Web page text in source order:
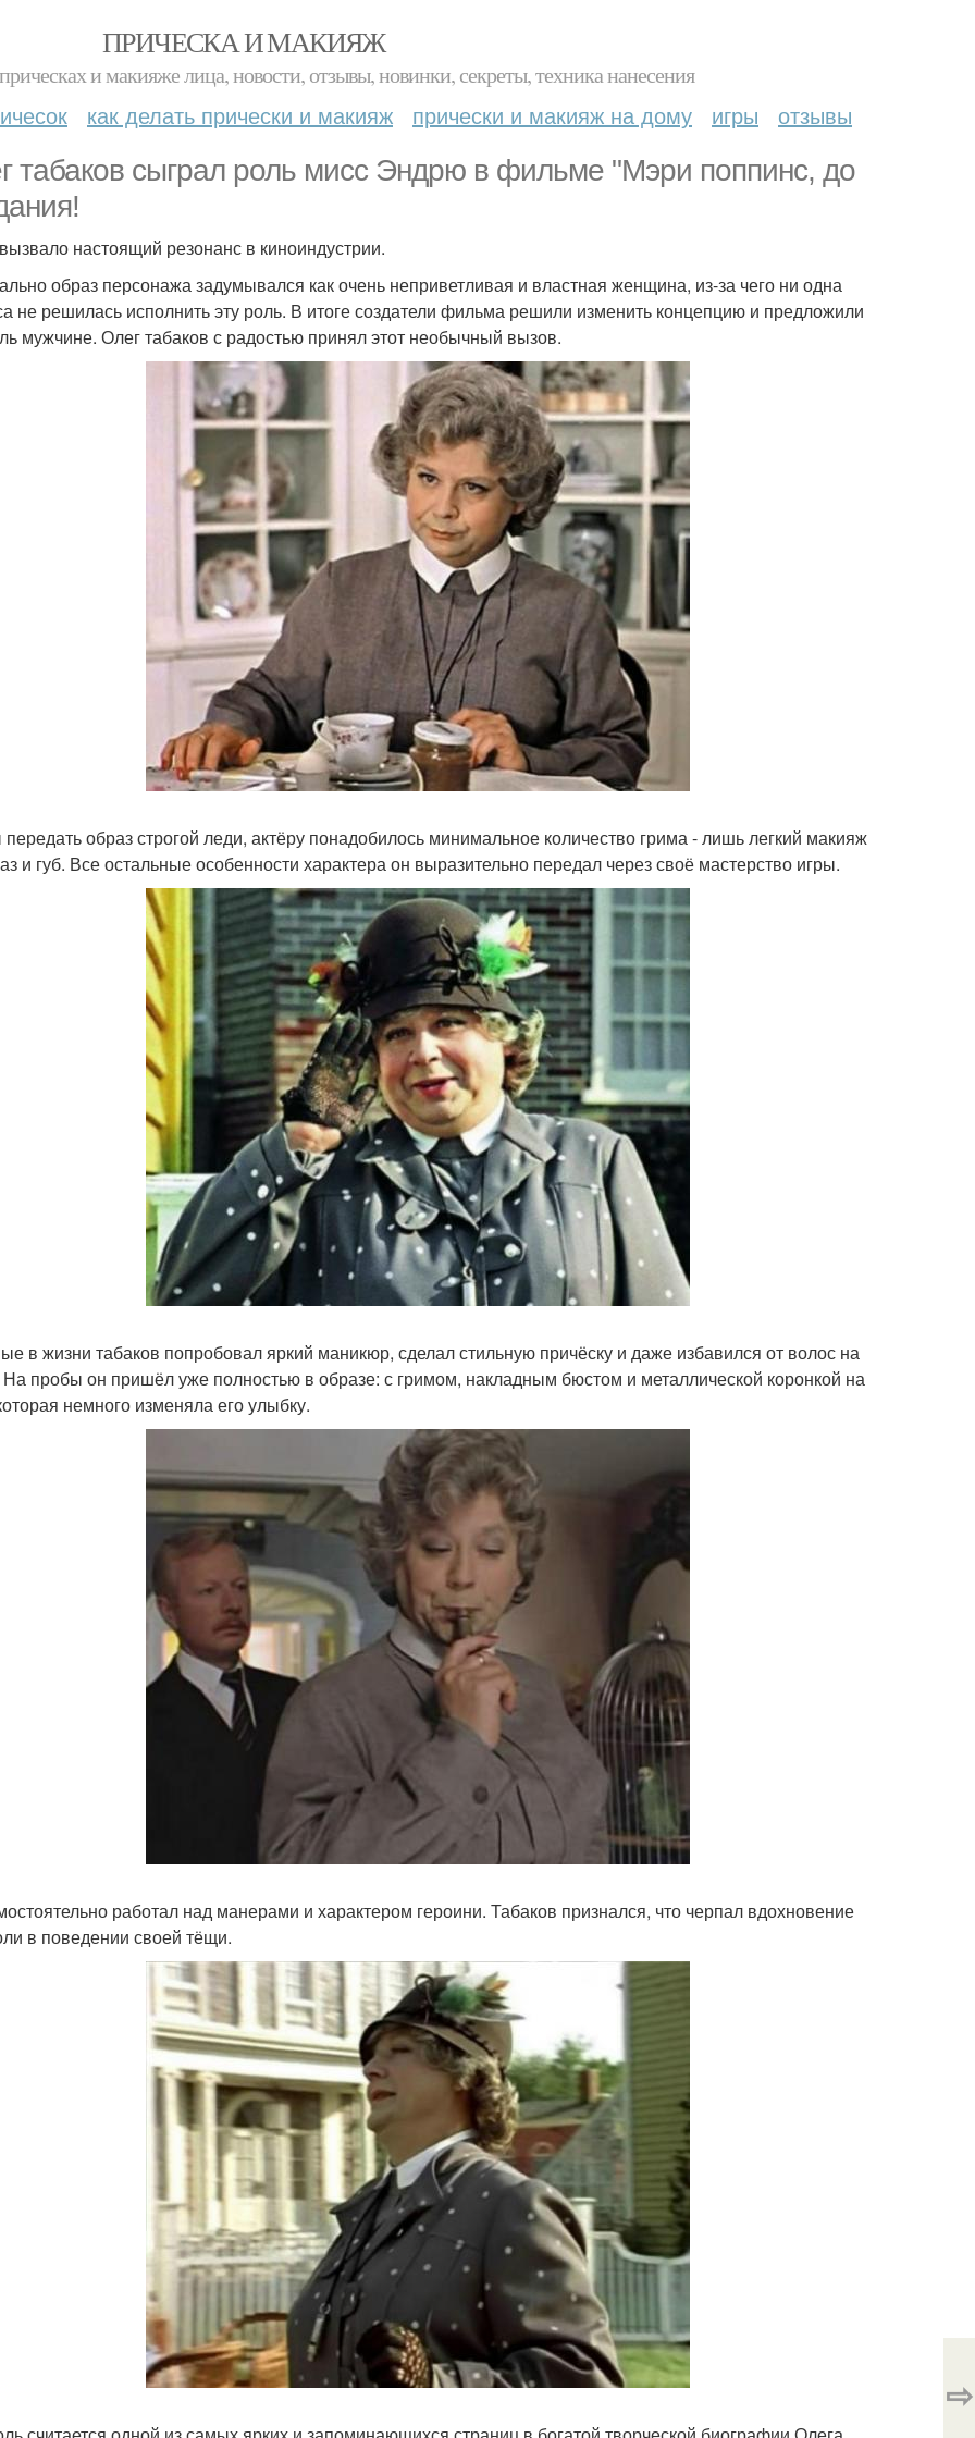
ПРИЧЕСКА И МАКИЯЖ
и макияже лица, новости, отзывы, новинки, секреты, техника нанесения
как делать прически и макияж прически и макияж на дому игры отзывы
табаков сыграл роль мисс Эндрю в фильме "Мэри поппинс, до
настоящий резонанс в киноиндустрии.
образ персонажа задумывался как очень неприветливая и властная женщина, из-за чего ни одна
не решилась исполнить эту роль. В итоге создатели фильма решили изменить концепцию и предложили
мужчине. Олег табаков с радостью принял этот необычный вызов.
образ строгой леди, актёру понадобилось минимальное количество грима - лишь легкий макияж
и губ. Все остальные особенности характера он выразительно передал через своё мастерство игры.
в жизни табаков попробовал яркий маникюр, сделал стильную причёску и даже избавился от волос на
На пробы он пришёл уже полностью в образе: с гримом, накладным бюстом и металлической коронкой на
немного изменяла его улыбку.
работал над манерами и характером героини. Табаков признался, что черпал вдохновение
в поведении своей тёщи.
⇨